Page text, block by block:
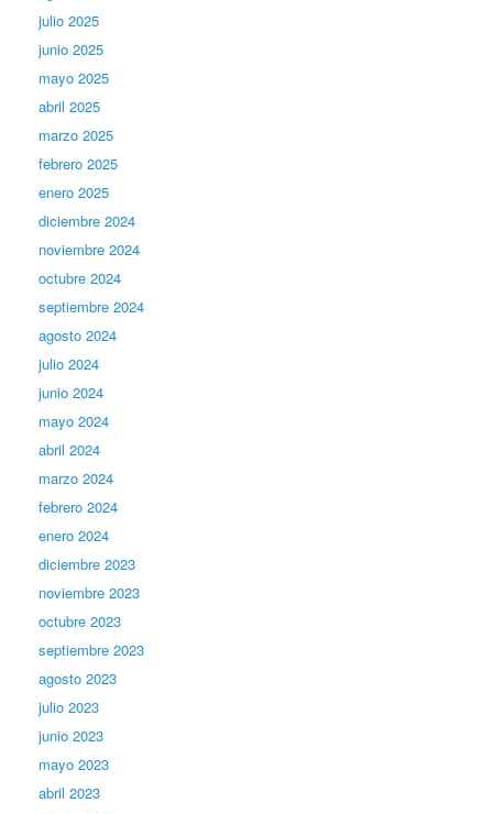
julio 2025
junio 2025
mayo 2025
abril 2025
marzo 2025
febrero 2025
enero 2025
diciembre 2024
noviembre 2024
octubre 2024
septiembre 2024
agosto 2024
julio 2024
junio 2024
mayo 2024
abril 2024
marzo 2024
febrero 2024
enero 2024
diciembre 2023
noviembre 2023
octubre 2023
septiembre 2023
agosto 2023
julio 2023
junio 2023
mayo 2023
abril 2023